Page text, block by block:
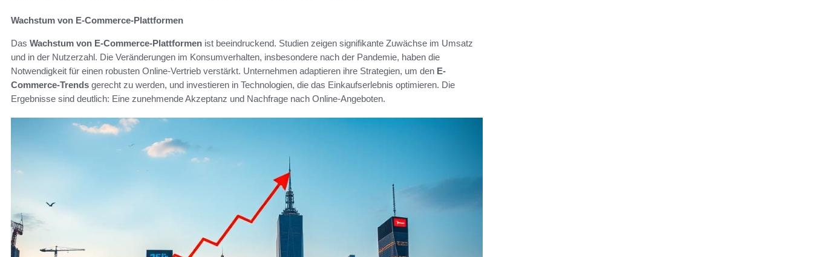
Wachstum von E-Commerce-Plattformen
Das Wachstum von E-Commerce-Plattformen ist beeindruckend. Studien zeigen signifikante Zuwächse im Umsatz
und in der Nutzerzahl. Die Veränderungen im Konsumverhalten, insbesondere nach der Pandemie, haben die
Notwendigkeit für einen robusten Online-Vertrieb verstärkt. Unternehmen adaptieren ihre Strategien, um den E-
Commerce-Trends gerecht zu werden, und investieren in Technologien, die das Einkaufserlebnis optimieren. Die
Ergebnisse sind deutlich: Eine zunehmende Akzeptanz und Nachfrage nach Online-Angeboten.